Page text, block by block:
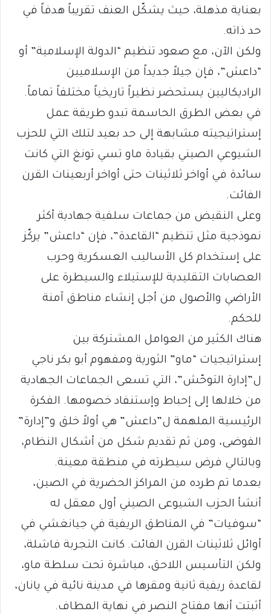
بعناية مذهلة، حيث يشكّل العنف تقريباً هدفاً في
حد ذاته.
ولكن الآن، مع صعود تنظيم “الدولة الإسلامية” أو
“داعش”، فإن جيلاً جديداً من الإسلاميين
الراديكاليين يستحضر نظيراً تاريخياً مختلفاً تماماً.
في بعض الطرق الحاسمة تبدو طريقة عمل
إستراتيجيته مشابهة إلى حد بعيد لتلك التي للحزب
الشيوعي الصيني بقيادة ماو تسي تونغ التي كانت
سائدة في أواخر ثلاثينات حتى أواخر أربعينات القرن
الفائت.
وعلى النقيض من جماعات سلفية جهادية أكثر
نموذجية مثل تنظيم “القاعدة”، فإن “داعش” يركّز
على إستخدام كل الأساليب العسكرية وحرب
العصابات التقليدية للإستيلاء والسيطرة على
الأراضي والأصول من أجل إنشاء مناطق آمنة
للحكم.
هناك الكثير من العوامل المشتركة بين
إستراتيجيات “ماو” الثورية ومفهوم أبو بكر ناجي
ل”إدارة التوحّش”، التي تسعى الجماعات الجهادية
من خلالها إلى إحباط وإستنفاد خصومها. الفكرة
الرئيسية الملهمة ل”داعش” هي أولاً خلق و”إدارة”
الفوضى، ومن ثم تقديم شكل من أشكال النظام،
وبالتالي فرض سيطرته في منطقة معينة.
بعدما تم طرده من المراكز الحضرية في الصين،
أنشأ الحزب الشيوعى الصيني أول معقل له
“سوفيات” في المناطق الريفية في جيانغشي في
أوائل ثلاثينات القرن الفائت. كانت التجربة فاشلة،
ولكن التأسيس اللاحق، مباشرة تحت سلطة ماو،
لقاعدة ريفية ثانية ومقرها في مدينة نائية في يانان،
أثبتت أنها مفتاح النصر في نهاية المطاف.